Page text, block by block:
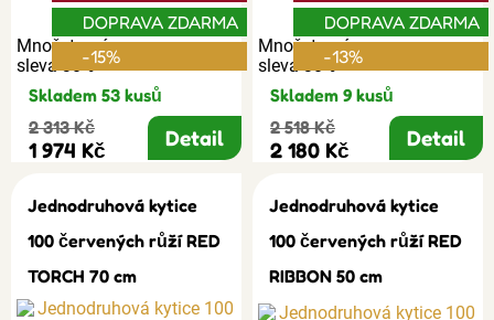
Množstevní
sleva 30%
DOPRAVA ZDARMA
-15%
Skladem 53 kusů
2 313 Kč
1 974 Kč Detail
Množstevní
sleva 30%
DOPRAVA ZDARMA
-13%
Skladem 9 kusů
2 518 Kč
2 180 Kč Detail
Jednodruhová kytice
100 červených růží RED
TORCH 70 cm
Jednodruhová kytice
100 červených růží RED
RIBBON 50 cm